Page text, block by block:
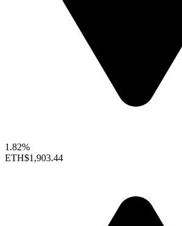
1.82%
ETH$1,903.44